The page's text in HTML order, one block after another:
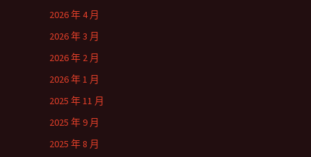
2026 年 4 月
2026 年 3 月
2026 年 2 月
2026 年 1 月
2025 年 11 月
2025 年 9 月
2025 年 8 月